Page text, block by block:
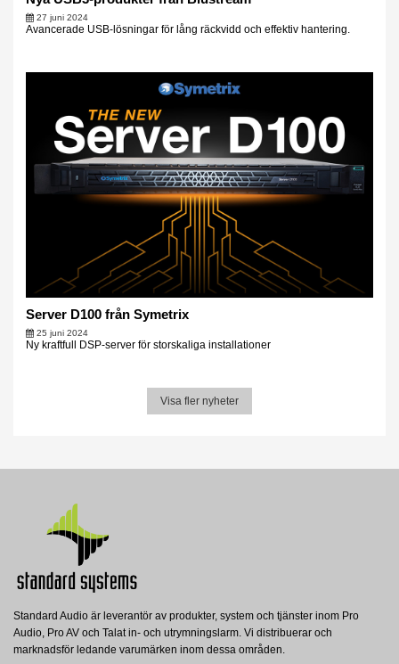
27 juni 2024
Avancerade USB-lösningar för lång räckvidd och effektiv hantering.
Server D100 från Symetrix
25 juni 2024
Ny kraftfull DSP-server för storskaliga installationer
Visa fler nyheter
Standard Audio är leverantör av produkter, system och tjänster inom Pro
Audio, Pro AV och Talat in- och utrymningslarm. Vi distribuerar och
marknadsför ledande varumärken inom dessa områden.